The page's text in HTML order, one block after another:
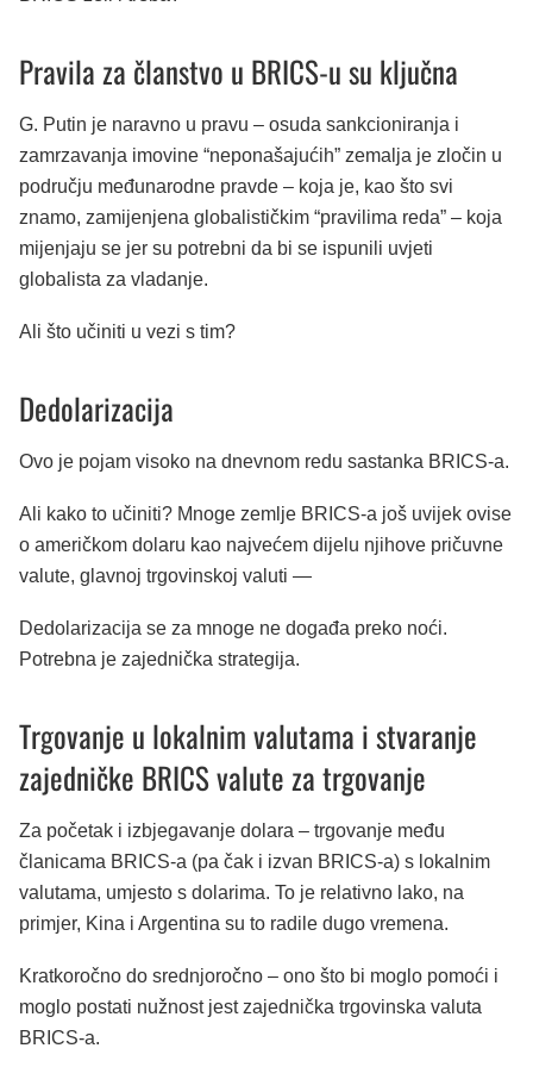
Pravila za članstvo u BRICS-u su ključna
G. Putin je naravno u pravu – osuda sankcioniranja i
zamrzavanja imovine “neponašajućih” zemalja je zločin u
području međunarodne pravde – koja je, kao što svi
znamo, zamijenjena globalističkim “pravilima reda” – koja
mijenjaju se jer su potrebni da bi se ispunili uvjeti
globalista za vladanje.
Ali što učiniti u vezi s tim?
Dedolarizacija
Ovo je pojam visoko na dnevnom redu sastanka BRICS-a.
Ali kako to učiniti? Mnoge zemlje BRICS-a još uvijek ovise
o američkom dolaru kao najvećem dijelu njihove pričuvne
valute, glavnoj trgovinskoj valuti —
Dedolarizacija se za mnoge ne događa preko noći.
Potrebna je zajednička strategija.
Trgovanje u lokalnim valutama i stvaranje
zajedničke BRICS valute za trgovanje
Za početak i izbjegavanje dolara – trgovanje među
članicama BRICS-a (pa čak i izvan BRICS-a) s lokalnim
valutama, umjesto s dolarima. To je relativno lako, na
primjer, Kina i Argentina su to radile dugo vremena.
Kratkoročno do srednjoročno – ono što bi moglo pomoći i
moglo postati nužnost jest zajednička trgovinska valuta
BRICS-a.